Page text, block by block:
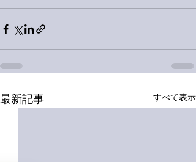
最新記事 すべて表示